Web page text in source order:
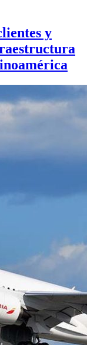
y